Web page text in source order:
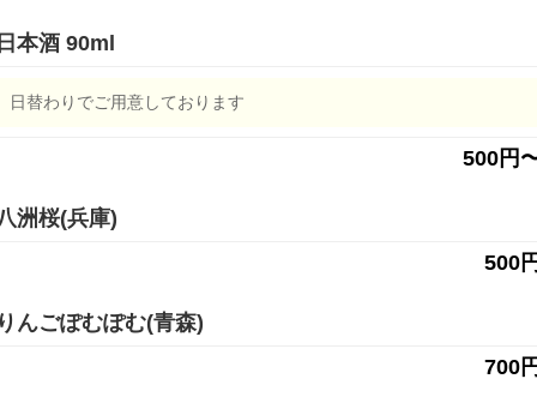
本酒 90ml
日替わりでご用意しております
500円
洲桜(兵庫)
500
んごぽむぽむ(青森)
700